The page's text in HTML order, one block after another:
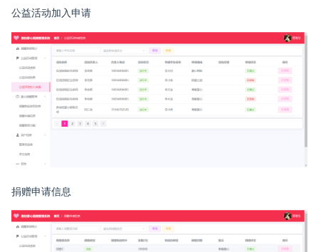
公益活动加入申请
捐赠申请信息